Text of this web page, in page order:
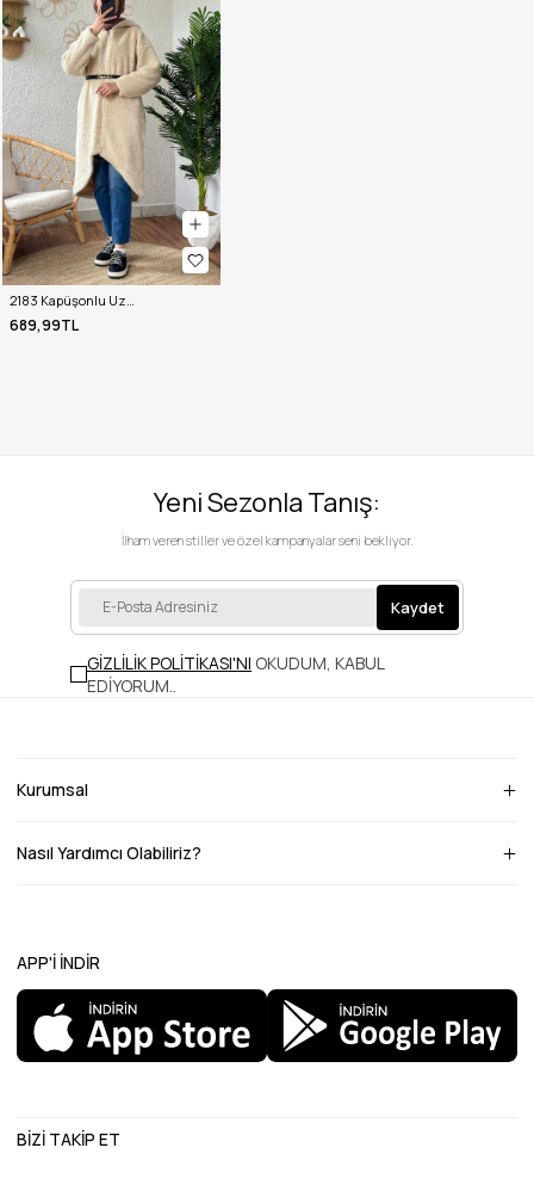
2183 Kapüşonlu Uzun Peluş Kap - TAŞ RENGİ
689,99TL
Yeni Sezonla Tanış:
İlham veren stiller ve özel kampanyalar seni bekliyor.
Kaydet
GİZLİLİK POLİTİKASI'NI OKUDUM, KABUL
EDİYORUM..
Kurumsal
Nasıl Yardımcı Olabiliriz?
APP'İ İNDİR
BİZİ TAKİP ET